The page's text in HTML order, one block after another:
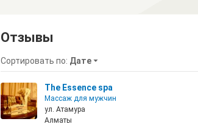
Отзывы
Сортировать по: Дате
The Essence spa
Массаж для мужчин
ул. Атамура
Алматы